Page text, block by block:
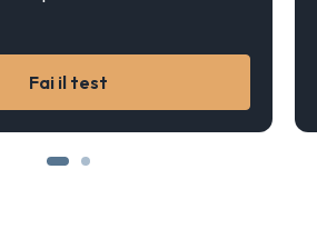
Fai il test